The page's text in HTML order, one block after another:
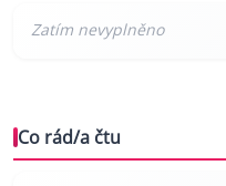
Co rád/a čtu